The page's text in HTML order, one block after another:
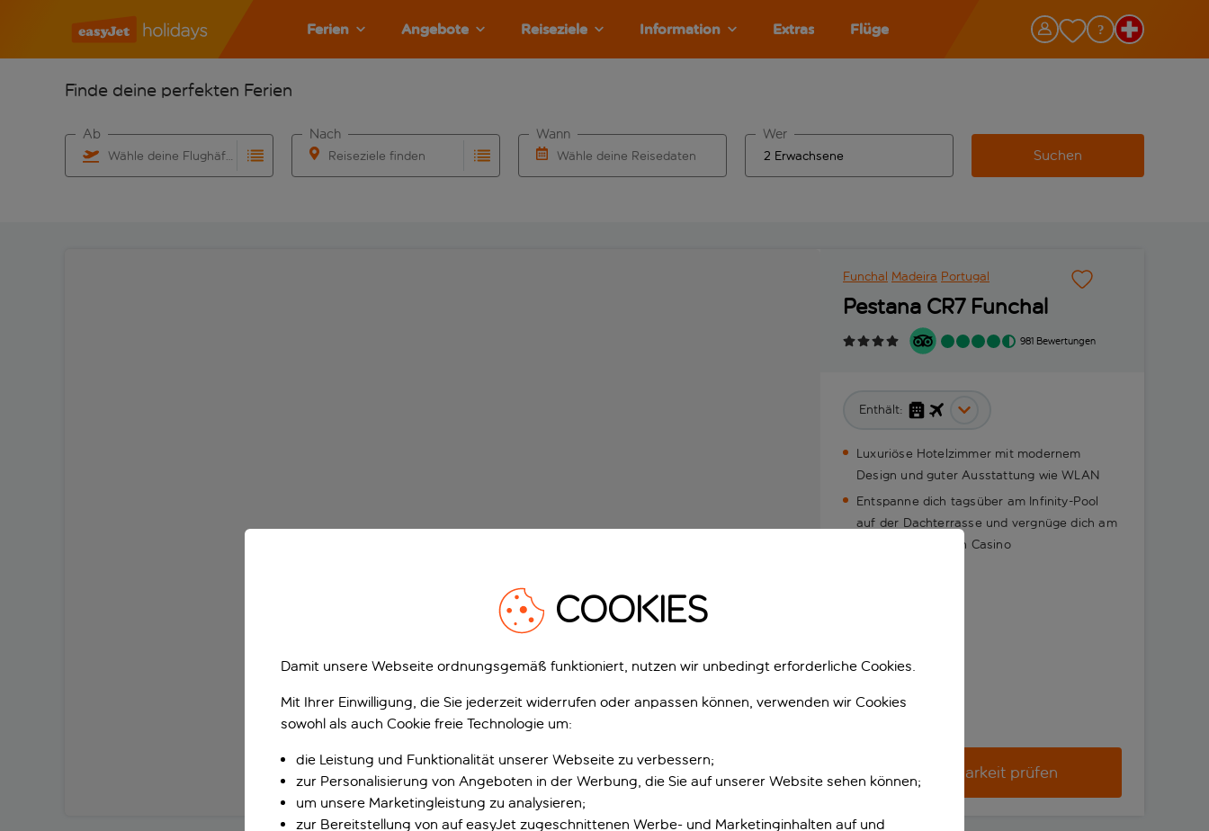
Ferien Angebote Reiseziele Information Extras Flüge
Finde deine perfekten Ferien
Wähle deine Flughäfen
Ab
Reiseziele finden
Nach
Wähle deine Reisedaten
Wann Wer
Suchen
Funchal Madeira Portugal
Pestana CR7 Funchal
981 Bewertungen
Enthält:
Luxuriöse Hotelzimmer mit modernem
Design und guter Ausstattung wie WLAN
Entspanne dich tagsüber am Infinity-Pool
auf der Dachterrasse und vergnüge dich am
Abend im örtlichen Casino
Verfügbarkeit prüfen
COOKIES
Damit unsere Webseite ordnungsgemäß funktioniert, nutzen wir unbedingt erforderliche Cookies.
Mit Ihrer Einwilligung, die Sie jederzeit widerrufen oder anpassen können, verwenden wir Cookies
sowohl als auch Cookie freie Technologie um:
die Leistung und Funktionalität unserer Webseite zu verbessern;
zur Personalisierung von Angeboten in der Werbung, die Sie auf unserer Website sehen können;
um unsere Marketingleistung zu analysieren;
zur Bereitstellung von auf easyJet zugeschnittenen Werbe- und Marketinginhalten auf und